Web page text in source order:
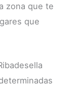
zona que te
que